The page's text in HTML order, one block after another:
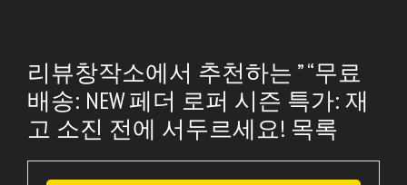
리뷰창작소에서 추천하는 ” “무료
배송: NEW 페더 로퍼 시즌 특가: 재
고 소진 전에 서두르세요! 목록